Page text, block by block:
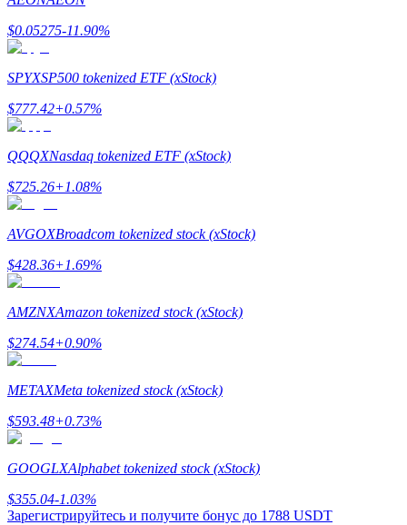
Стейкинг
Высокая прибыль и мгновенный доступ
Launchpool
$0.05275-11.90%
SPYXSP500 tokenized ETF (xStock)
$777.42+0.57%
QQQXNasdaq tokenized ETF (xStock)
$725.26+1.08%
AVGOXBroadcom tokenized stock (xStock)
$428.36+1.69%
AMZNXAmazon tokenized stock (xStock)
$274.54+0.90%
METAXMeta tokenized stock (xStock)
$593.48+0.73%
GOOGLXAlphabet tokenized stock (xStock)
$355.04-1.03%
Зарегистрируйтесь и получите бонус до 1788 USDT